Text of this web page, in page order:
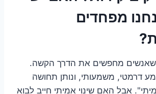
מפחדים
מחפשים את הדרך הקשה.
דרמטי, משמעותי, ונותן תחושה
אבל האם שינוי אמיתי חייב לבוא